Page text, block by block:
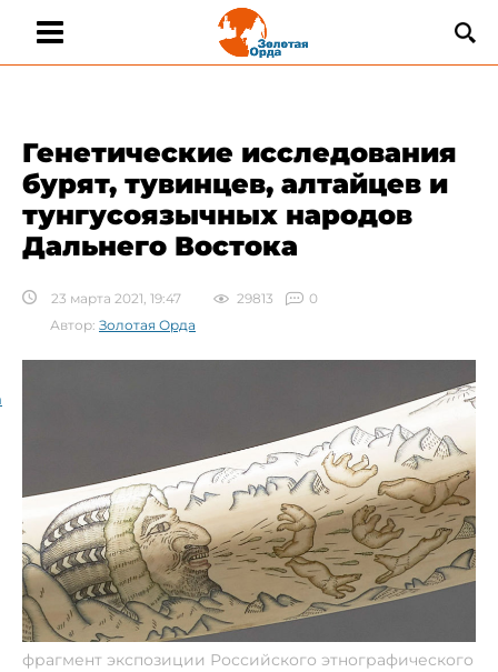
​Генетические исследования
бурят, тувинцев, алтайцев и
тунгусоязычных народов
Дальнего Востока
23 марта 2021, 19:47 29813
0
Автор: Золотая Орда
фрагмент экспозиции Российского этнографического